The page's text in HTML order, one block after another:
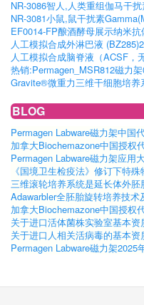
NR-3086智人,人类重组伽马干扰
NR-3081小鼠,鼠干扰素
EF0014-FP酿酒酵母展示纳米
人工模拟合成外淋巴液
人工模拟合成脑脊液（ACSF，
热销:Permagen_MSR812磁力
Gravite®微重力三维干细胞培养
BLOG
Permagen Labware磁力架中国
加拿大Biochemazone中国授权
Permagen Labware磁力架应用
《国境卫生检疫法》修订下特
三维滚轮培养系统是延长体外
Adawarbler全胚胎旋转培养技
加拿大Biochemazone中国授权
关于进口活体菌株实验室基本资
关于进口人相关活病毒的基本资
Permagen Labware磁力架2025